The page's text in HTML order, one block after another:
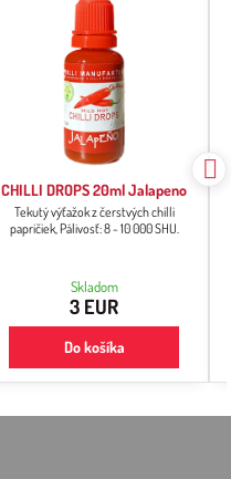
CHILLI DROPS 20ml Jalapeno
Tekutý výťažok z čerstvých chilli
papričiek, Pálivosť: 8 - 10 000 SHU.
Skladom
3 EUR
Do košíka